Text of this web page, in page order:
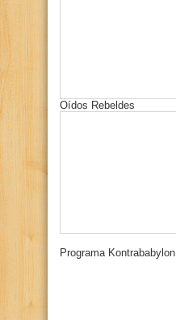
Oídos Rebeldes
Programa Kontrababylon